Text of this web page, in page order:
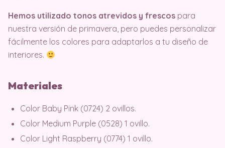
Hemos utilizado tonos atrevidos y frescos para
nuestra versión de primavera, pero puedes personalizar
fácilmente los colores para adaptarlos a tu diseño de
interiores.
Materiales
Color Baby Pink (0724) 2 ovillos.
Color Medium Purple (0528) 1 ovillo.
Color Light Raspberry (0774) 1 ovillo.